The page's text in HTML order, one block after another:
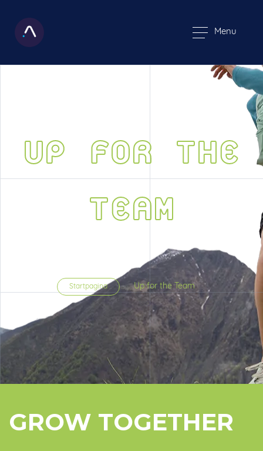
Menu
UP FOR THE
TEAM
Startpagina Up for the Team
GROW TOGETHER